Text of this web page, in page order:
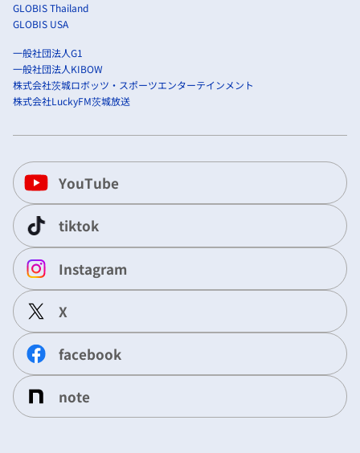
GLOBIS Thailand
GLOBIS USA
一般社団法人G1
一般社団法人KIBOW
株式会社茨城ロボッツ・スポーツエンターテインメント
株式会社LuckyFM茨城放送
YouTube
tiktok
Instagram
X
facebook
note